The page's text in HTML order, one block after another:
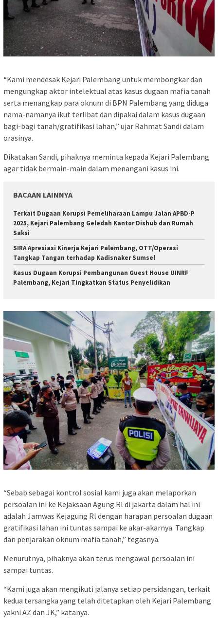
“Kami mendesak Kejari Palembang untuk membongkar dan
mengungkap aktor intelektual atas kasus dugaan mafia tanah
serta menangkap para oknum di BPN Palembang yang diduga
nama-namanya ikut terlibat dan dipakai dalam kasus dugaan
bagi-bagi tanah/gratifikasi lahan,” ujar Rahmat Sandi dalam
orasinya.
Dikatakan Sandi, pihaknya meminta kepada Kejari Palembang
agar tidak bermain-main dalam menangani kasus ini.
BACAAN LAINNYA
Terkait Dugaan Korupsi Pemeliharaan Lampu Jalan APBD-P
2025, Kejari Palembang Geledah Kantor Dishub dan Rumah
Saksi
SIRA Apresiasi Kinerja Kejari Palembang, OTT/Operasi
Tangkap Tangan terhadap Kadisnaker Sumsel
Kasus Dugaan Korupsi Pembangunan Guest House UINRF
Palembang, Kejari Tingkatkan Status Penyelidikan
“Sebab sebagai kontrol sosial kami juga akan melaporkan
persoalan ini ke Kejaksaan Agung Rl di jakarta dalam hal ini
adalah Jamwas Kejagung Rl dengan harapan persoalan dugaan
gratifikasi lahan ini tuntas sampai ke akar-akarnya. Tangkap
dan penjarakan oknum mafia tanah,” tegasnya.
Menurutnya, pihaknya akan terus mengawal persoalan ini
sampai tuntas.
“Kami juga akan mengikuti jalanya setiap persidangan, terkait
kedua tersangka yang telah ditetapkan oleh Kejari Palembang
yakni AZ dan JK,” katanya.